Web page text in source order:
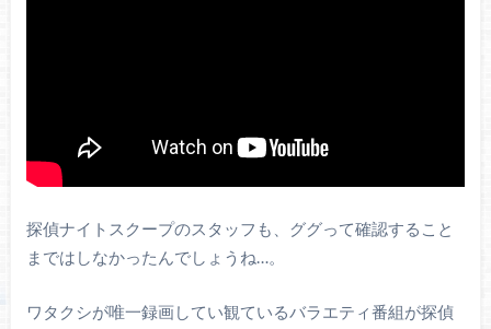
探偵ナイトスクープのスタッフも、ググって確認すること
まではしなかったんでしょうね…。
ワタクシが唯一録画してい観ているバラエティ番組が探偵